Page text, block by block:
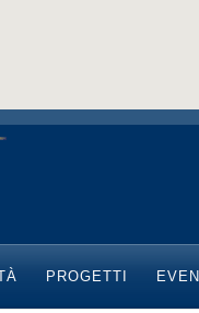
PROGETTI